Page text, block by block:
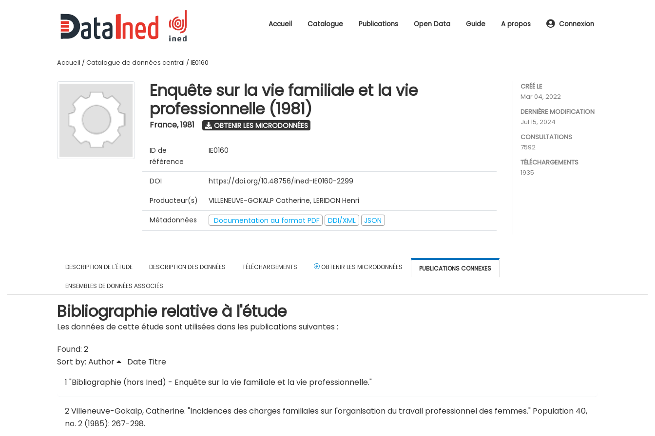
Accueil Catalogue Publications Open Data Guide A propos Connexion
Accueil / Catalogue de données central / IE0160
Enquête sur la vie familiale et la vie
professionnelle (1981)
France,1981 OBTENIR LES MICRODONNÉES
ID de
référence
IE0160
DOI
https://doi.org/10.48756/ined-IE0160-2299
Producteur(s)
VILLENEUVE-GOKALP Catherine, LERIDON Henri
Métadonnées
Documentation au format PDF DDI/XML JSON
CRÉÉ LE
Mar 04, 2022
DERNIÈRE MODIFICATION
Jul 15, 2024
CONSULTATIONS
7592
TÉLÉCHARGEMENTS
1935
DESCRIPTION DE L'ÉTUDE DESCRIPTION DES DONNÉES TÉLÉCHARGEMENTS OBTENIR LES MICRODONNÉES PUBLICATIONS CONNEXES
ENSEMBLES DE DONNÉES ASSOCIÉS
Bibliographie relative à l'étude
Les données de cette étude sont utilisées dans les publications suivantes :
Found: 2
Sort by: Author Date Titre
1 "Bibliographie (hors Ined) - Enquête sur la vie familiale et la vie professionnelle."
2Villeneuve-Gokalp, Catherine. "Incidences des charges familiales sur l'organisation du travail professionnel des femmes." Population 40,
no. 2 (1985): 267-298.